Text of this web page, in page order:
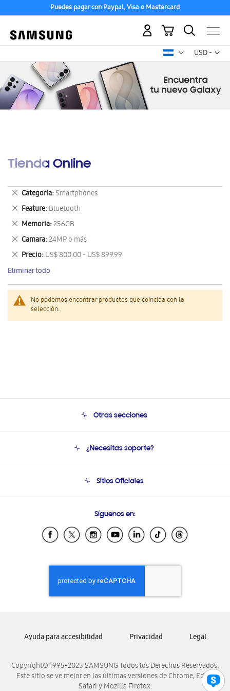
Puedes pagar con Paypal, Visa o Mastercard
USD -
dólar
Mi carrito
Tienda Online
No podemos encontrar productos que coincida con la
selección.
Categoría Smartphones
Eliminar
este
artículo
Feature Bluetooth
Eliminar
este
artículo
Memoria 256GB
Eliminar
este
artículo
Camara 24MP o más
Eliminar
este
artículo
Precio US$ 800.00 - US$ 899.99
Eliminar
este
artículo
Eliminar todo
Otras secciones
Soporte
¿Necesitas soporte?
Soporte vía eMail
Sitios Oficiales
Samsung Ecuador
Samsung El Salvador
Samsung Honduras
Samsung Nicaragua
Samsung Panamá
Samsung Venezuela
Síguenos en:
Copyright© 1995-2025 SAMSUNG Todos los Derechos Reservados.
Este sitio se ve mejor en las últimas versiones de Chrome, Edge,
Safari y Mozilla Firefox.
Ayuda para accesibilidad Privacidad Legal